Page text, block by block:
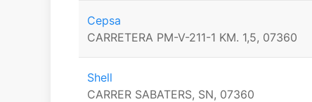
Cepsa
CARRETERA PM-V-211-1 KM. 1,5, 07360
Shell
CARRER SABATERS, SN, 07360